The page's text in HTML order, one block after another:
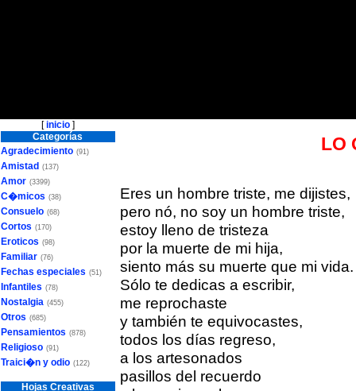
[inicio ]
Categorías
Agradecimiento (91)
Amistad (137)
Amor (3399)
C�micos (38)
Consuelo (68)
Cortos (170)
Eroticos (98)
Familiar (76)
Fechas especiales (51)
Infantiles (78)
Nostalgia (455)
Otros (685)
Pensamientos (878)
Religioso (91)
Traici�n y odio (122)
Hojas Creativas
LO
Eres un hombre triste, me dijistes,
pero nó, no soy un hombre triste,
estoy lleno de tristeza
por la muerte de mi hija,
siento más su muerte que mi vida.
Sólo te dedicas a escribir,
me reprochaste
y también te equivocastes,
todos los días regreso,
a los artesonados
pasillos del recuerdo